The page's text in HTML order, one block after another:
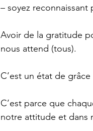
– soyez reconnaissant
Avoir de la gratitude
nous attend (tous).
C’est un état de
C’est parce que
notre attitude et dans